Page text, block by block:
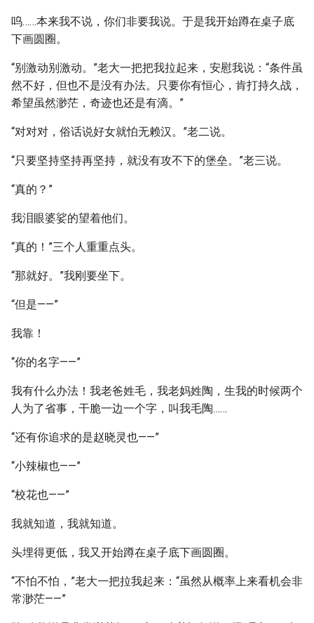
呜……本来我不说，你们非要我说。于是我开始蹲在桌子底
下画圆圈。
“别激动别激动。”老大一把把我拉起来，安慰我说：“条件虽
然不好，但也不是没有办法。只要你有恒心，肯打持久战，
希望虽然渺茫，奇迹也还是有滴。”
“对对对，俗话说好女就怕无赖汉。”老二说。
“只要坚持坚持再坚持，就没有攻不下的堡垒。”老三说。
“真的？”
我泪眼婆娑的望着他们。
“真的！”三个人重重点头。
“那就好。”我刚要坐下。
“但是——”
我靠！
“你的名字——”
我有什么办法！我老爸姓毛，我老妈姓陶，生我的时候两个
人为了省事，干脆一边一个字，叫我毛陶……
“还有你追求的是赵晓灵也——”
“小辣椒也——”
“校花也——”
我就知道，我就知道。
头埋得更低，我又开始蹲在桌子底下画圆圈。
“不怕不怕，”老大一把拉我起来：“虽然从概率上来看机会非
常渺茫——”